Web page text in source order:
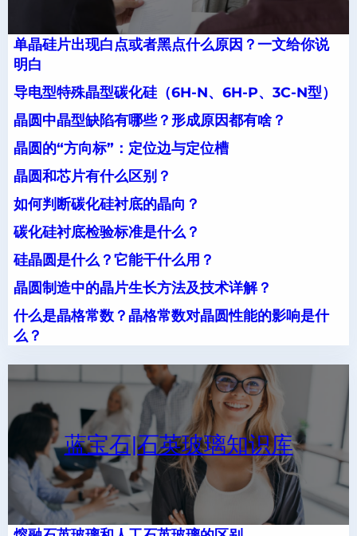
单晶硅片出现白点或者黑点什么原因？一文给你说
明白
导电型特殊晶型碳化硅（6H-N、6H-P、3C-N型）
晶圆中晶型缺陷有哪些？形成原因都有啥？
晶圆的“方向标”：定位边与定位槽
晶圆和芯片有什么区别？
如何判断碳化硅衬底的晶向？
碳化硅衬底检验标准是什么？
硅晶圆是什么？它能干什么用？
晶圆制造中的晶片生长方法及技术详解？
什么是晶格常数？晶格常数对晶圆性能的影响是什
么？
蓝宝石|石英玻璃知识库